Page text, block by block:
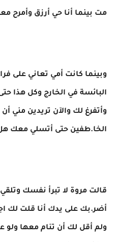
مت بينما أنا حي أرزق وأمرح
وبينما كانت أمي تعاني على
البائسة في الخارج وكل هذا
وأتفرغ لك والآن تريدين مني
الخا.طفين حتى أتسلي معك
قالت مروة لا تبرأ نفسك وتلقي
أضر.بك على يدك أنا قلت لك
ولم أقل لك أن تنام معها